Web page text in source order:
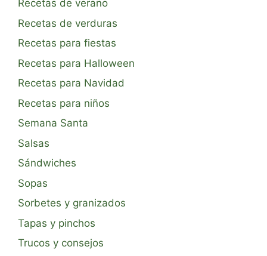
Recetas de verano
Recetas de verduras
Recetas para fiestas
Recetas para Halloween
Recetas para Navidad
Recetas para niños
Semana Santa
Salsas
Sándwiches
Sopas
Sorbetes y granizados
Tapas y pinchos
Trucos y consejos